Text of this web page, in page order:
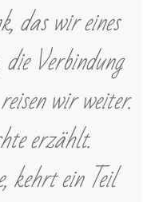
das wir eines
die Verbindung
wir weiter.
erzählt.
kehrt ein Teil